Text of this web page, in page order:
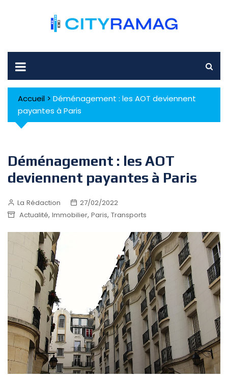
Accueil > Déménagement : les AOT deviennent
payantes à Paris
Déménagement : les AOT
deviennent payantes à Paris
La Rédaction
27/02/2022
Actualité, Immobilier, Paris, Transports